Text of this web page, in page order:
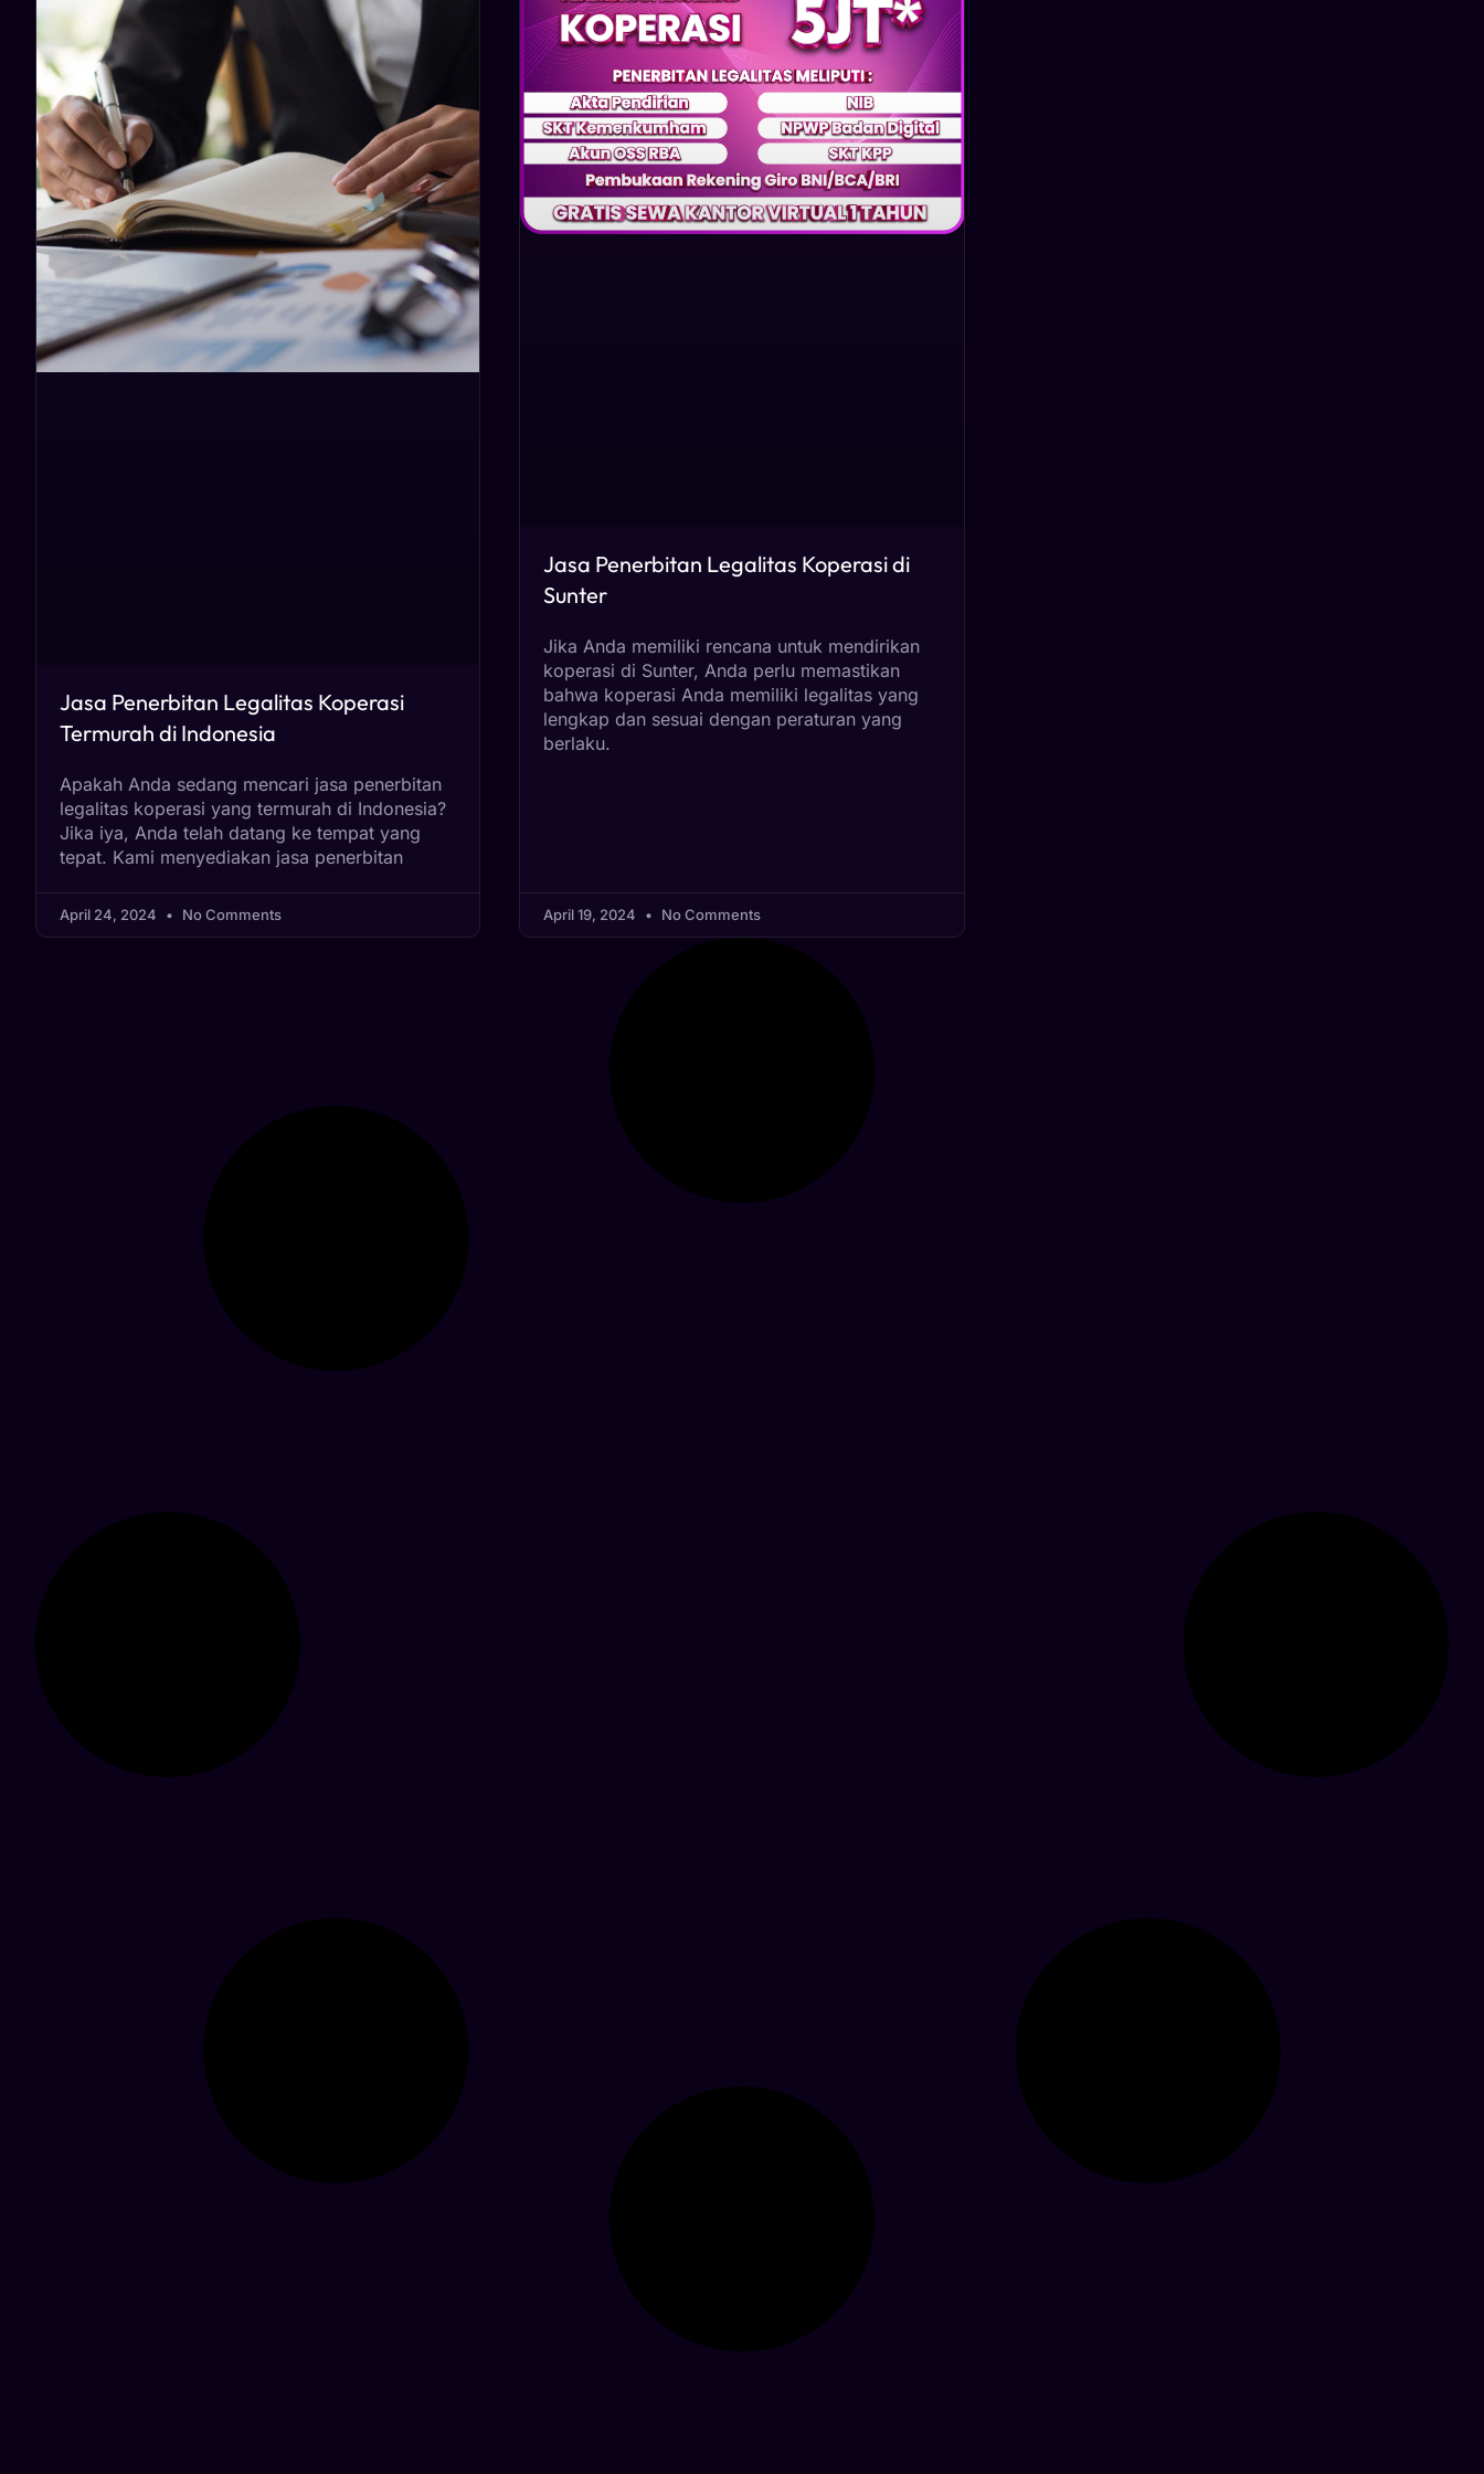
Jasa Penerbitan Legalitas Koperasi
Termurah di Indonesia
Apakah Anda sedang mencari jasa penerbitan
legalitas koperasi yang termurah di Indonesia?
Jika iya, Anda telah datang ke tempat yang
tepat. Kami menyediakan jasa penerbitan
April 24, 2024 No Comments
Jasa Penerbitan Legalitas Koperasi di
Sunter
Jika Anda memiliki rencana untuk mendirikan
koperasi di Sunter, Anda perlu memastikan
bahwa koperasi Anda memiliki legalitas yang
lengkap dan sesuai dengan peraturan yang
berlaku.
April 19, 2024 No Comments